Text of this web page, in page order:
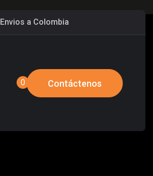
Envios a Colombia
0 Contáctenos